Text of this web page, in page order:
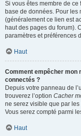
Si vous êtes membre de ce
base de données. Pour les
(généralement ce lien est
haut des pages du forum).
paramètres et préférences
Haut
Comment empêcher mon
connectés ?
Depuis votre panneau de
trouverez l’option Cacher
ne serez visible que par
Vous serez compté parmi
Haut